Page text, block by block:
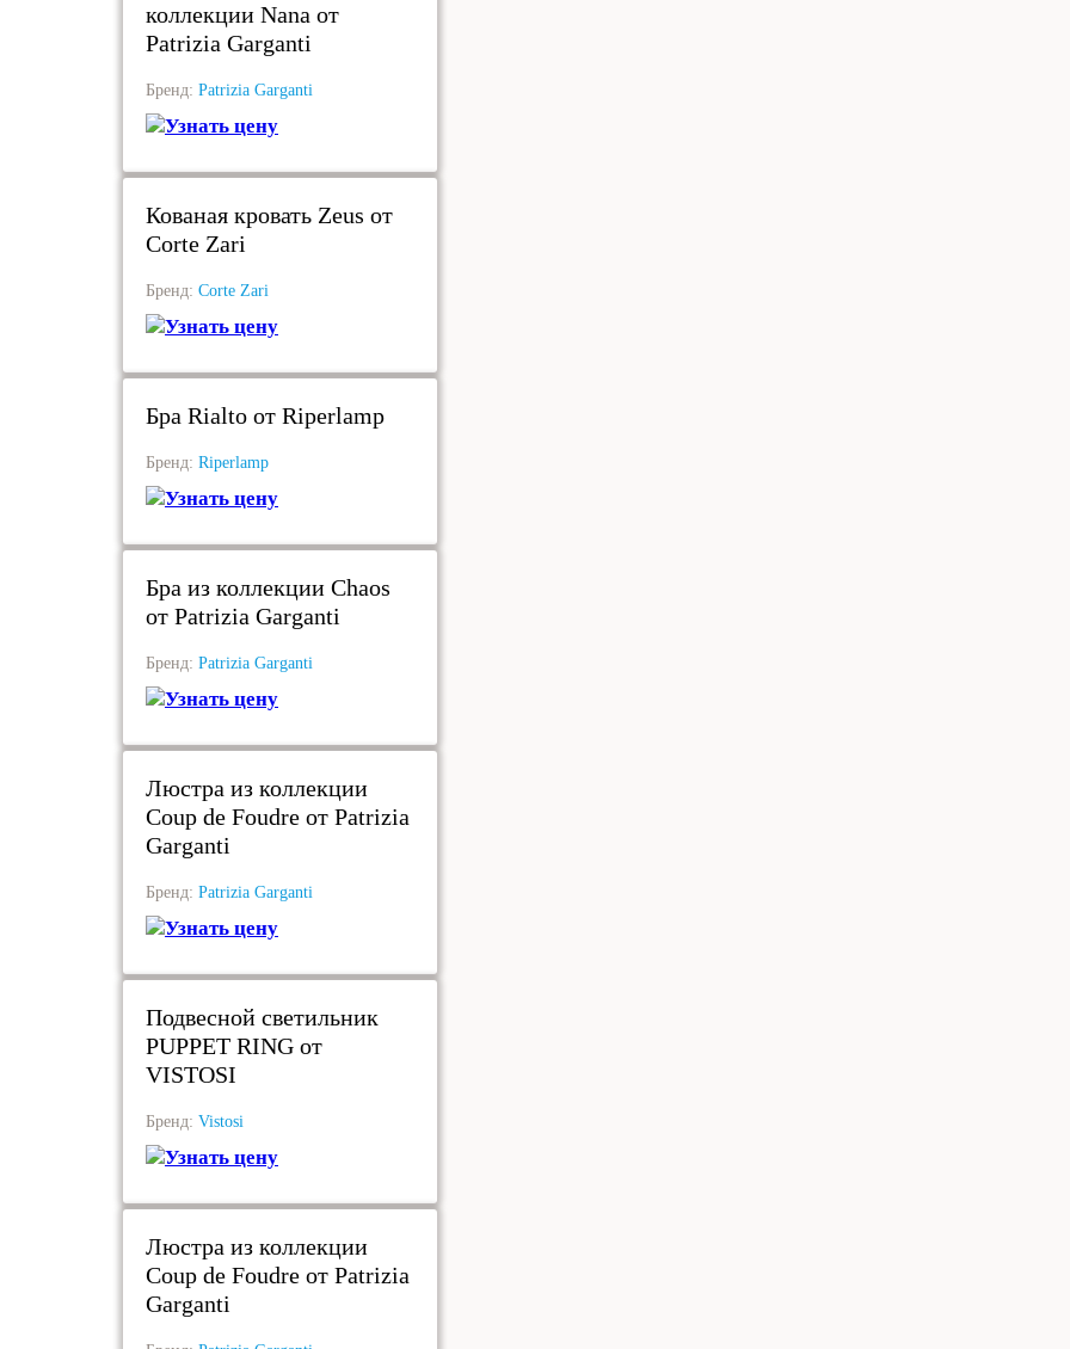
коллекции Nana от
Patrizia Garganti
Бренд: Patrizia Garganti
Узнать цену
Кованая кровать Zeus от
Corte Zari
Бренд: Corte Zari
Узнать цену
Бра Rialto от Riperlamp
Бренд: Riperlamp
Узнать цену
Бра из коллекции Chaos
от Patrizia Garganti
Бренд: Patrizia Garganti
Узнать цену
Люстра из коллекции
Coup de Foudre от Patrizia
Garganti
Бренд: Patrizia Garganti
Узнать цену
Подвесной светильник
PUPPET RING от
VISTOSI
Бренд: Vistosi
Узнать цену
Люстра из коллекции
Coup de Foudre от Patrizia
Garganti